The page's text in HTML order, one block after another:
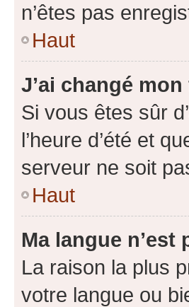
n’êtes pas
Haut
J’ai changé
Si vous êtes sûr
l’heure d’été et
serveur ne soit
Haut
Ma langue n’est
La raison la plus
votre langue ou